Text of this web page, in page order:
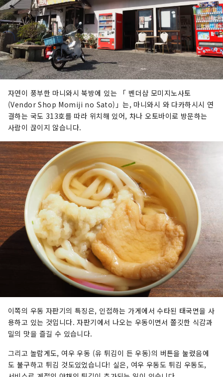
자연이 풍부한 마니와시 북방에 있는 「 벤더샵 모미지노사토
(Vendor Shop Momiji no Sato)」는, 마니와시 와 다카하시시 연
결하는 국도 313호를 따라 위치해 있어, 차나 오토바이로 방문하는
사람이 끊이지 않습니다.
이쪽의 우동 자판기의 특징은, 인접하는 가게에서 수타된 태국면을 사
용하고 있는 것입니다. 자판기에서 나오는 우동이면서 쫄깃한 식감과
밀의 맛을 즐길 수 있습니다.
그리고 놀랍게도, 여우 우동 (유 튀김이 든 우동)의 버튼을 눌렀음에
도 불구하고 튀김 것도있었습니다! 실은, 여우 우동도 튀김 우동도,